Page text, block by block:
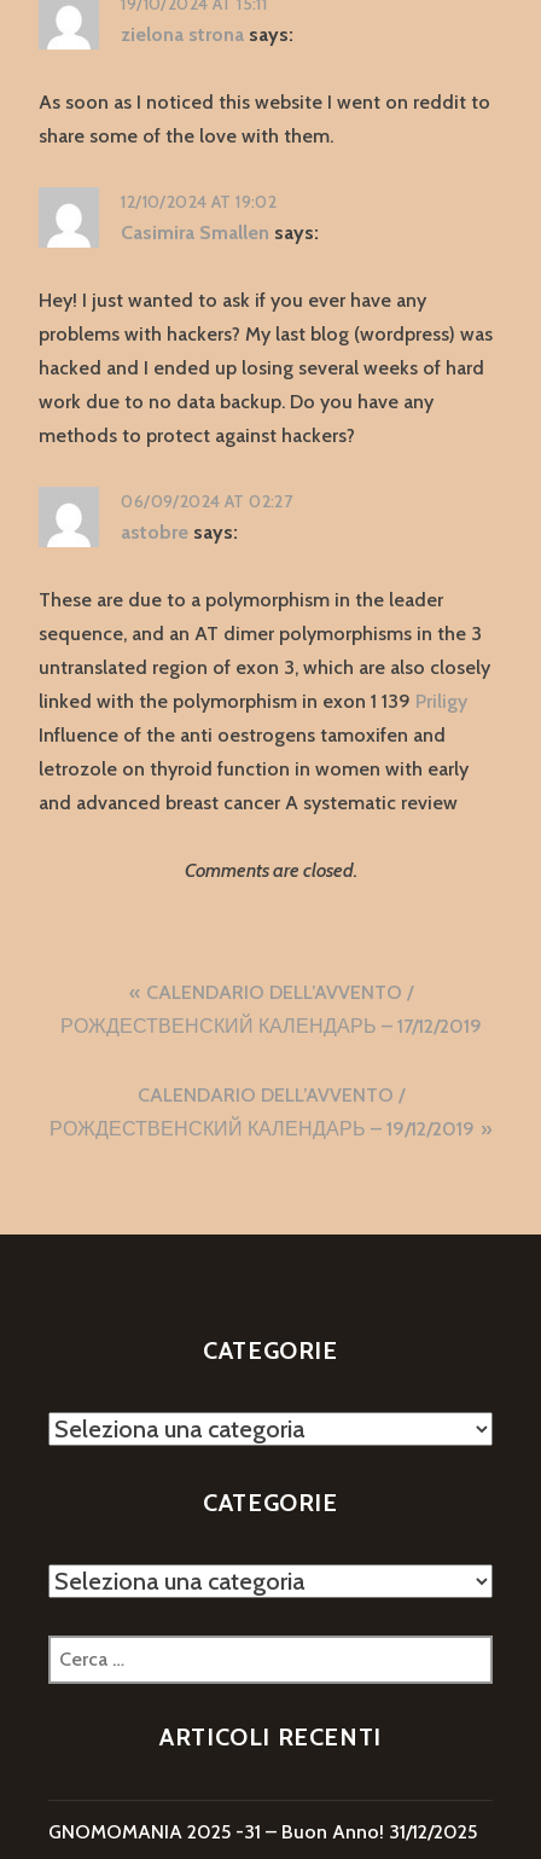
zielona strona says:
As soon as I noticed this website I went on reddit to
share some of the love with them.
12/10/2024 AT 19:02
Casimira Smallen says:
Hey! I just wanted to ask if you ever have any
problems with hackers? My last blog (wordpress) was
hacked and I ended up losing several weeks of hard
work due to no data backup. Do you have any
methods to protect against hackers?
06/09/2024 AT 02:27
astobre says:
These are due to a polymorphism in the leader
sequence, and an AT dimer polymorphisms in the 3
untranslated region of exon 3, which are also closely
linked with the polymorphism in exon 1 139 Priligy
Influence of the anti oestrogens tamoxifen and
letrozole on thyroid function in women with early
and advanced breast cancer A systematic review
Comments are closed.
Navigazione
articoli
CALENDARIO DELL’AVVENTO /
РОЖДЕСТВЕНСКИЙ КАЛЕНДАРЬ – 17/12/2019
CALENDARIO DELL’AVVENTO /
РОЖДЕСТВЕНСКИЙ КАЛЕНДАРЬ – 19/12/2019
CATEGORIE
Categorie
CATEGORIE
Categorie
Ricerca
per:
ARTICOLI RECENTI
GNOMOMANIA 2025 -31 – Buon Anno! 31/12/2025